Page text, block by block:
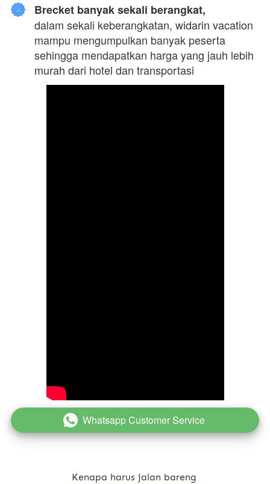
Brecket banyak sekali berangkat,
dalam sekali keberangkatan, widarin vacation
mampu mengumpulkan banyak peserta
sehingga mendapatkan harga yang jauh lebih
murah dari hotel dan transportasi
` Whatsapp Customer Service
Kenapa harus jalan bareng